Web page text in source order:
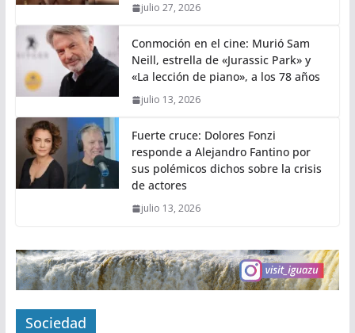
julio 27, 2026
Conmoción en el cine: Murió Sam
Neill, estrella de «Jurassic Park» y
«La lección de piano», a los 78 años
julio 13, 2026
Fuerte cruce: Dolores Fonzi
responde a Alejandro Fantino por
sus polémicos dichos sobre la crisis
de actores
julio 13, 2026
Sociedad